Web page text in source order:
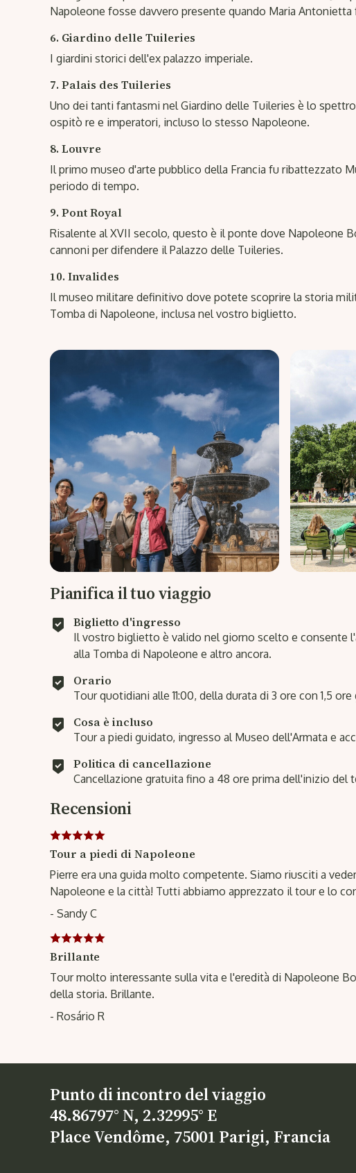
Napoleone fosse davvero presente quando Maria Antonietta
6. Giardino delle Tuileries
I giardini storici dell'ex palazzo imperiale.
7. Palais des Tuileries
Uno dei tanti fantasmi nel Giardino delle Tuileries è lo
ospitò re e imperatori, incluso lo stesso Napoleone.
8. Louvre
Il primo museo d'arte pubblico della Francia fu ribattezzato
periodo di tempo.
9. Pont Royal
Risalente al XVII secolo, questo è il ponte dove Napoleone
cannoni per difendere il Palazzo delle Tuileries.
10. Invalides
Il museo militare definitivo dove potete scoprire la storia
Tomba di Napoleone, inclusa nel vostro biglietto.
Pianifica il tuo viaggio
Biglietto d'ingresso
Il vostro biglietto è valido nel giorno scelto e consente
alla Tomba di Napoleone e altro ancora.
Orario
Tour quotidiani alle 11:00, della durata di 3 ore con 1,5 ore
Cosa è incluso
Tour a piedi guidato, ingresso al Museo dell'Armata e
Politica di cancellazione
Cancellazione gratuita fino a 48 ore prima dell'inizio del
Recensioni
Tour a piedi di Napoleone
Pierre era una guida molto competente. Siamo riusciti a
Napoleone e la città! Tutti abbiamo apprezzato il tour e lo
- Sandy C
Brillante
Tour molto interessante sulla vita e l'eredità di Napoleone
della storia. Brillante.
- Rosário R
Punto di incontro del viaggio
48.86797° N, 2.32995° E
Place Vendôme, 75001 Parigi, Francia